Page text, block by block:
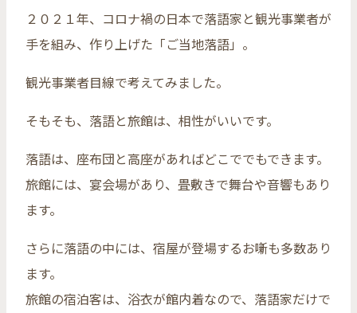
２０２１年、コロナ禍の日本で落語家と観光事業者が
手を組み、作り上げた「ご当地落語」。
観光事業者目線で考えてみました。
そもそも、落語と旅館は、相性がいいです。
落語は、座布団と高座があればどこででもできます。
旅館には、宴会場があり、畳敷きで舞台や音響もあり
ます。
さらに落語の中には、宿屋が登場するお噺も多数あり
ます。
旅館の宿泊客は、浴衣が館内着なので、落語家だけで